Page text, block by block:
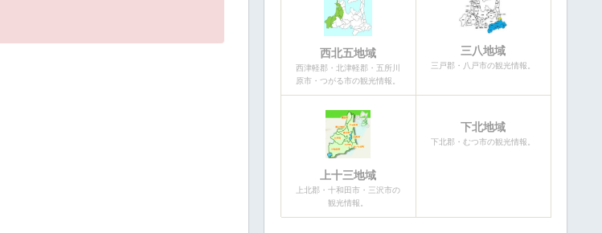
西北五地域
西津軽郡・北津軽郡・五所川
原市・つがる市の観光情報。
三八地域
三戸郡・八戸市の観光情報。
上十三地域
上北郡・十和田市・三沢市の
観光情報。
下北地域
下北郡・むつ市の観光情報。